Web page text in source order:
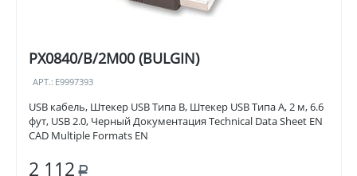
PX0840/B/2M00 (BULGIN)
АРТ.: E9997393
USB кабель, Штекер USB Типа B, Штекер USB Типа A, 2 м, 6.6
фут, USB 2.0, Черный Документация Technical Data Sheet EN
CAD Multiple Formats EN
2 112 Р